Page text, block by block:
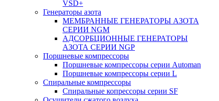
VSD+
Генераторы азота
МЕМБРАННЫЕ ГЕНЕРАТОРЫ АЗОТА
СЕРИИ NGM
АДСОРБЦИОННЫЕ ГЕНЕРАТОРЫ
АЗОТА СЕРИИ NGP
Поршневые компрессоры
Поршневые компрессоры серии Automan
Поршневые компрессоры серии L
Спиральные компрессоры
Спиральные копрессоры серии SF